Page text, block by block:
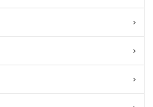
›
›
›